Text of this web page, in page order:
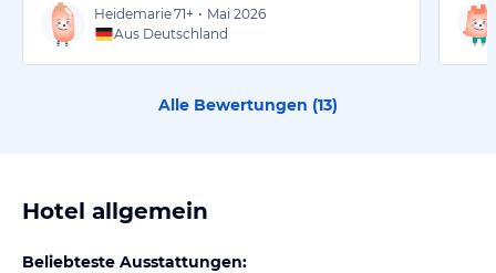
Heidemarie71+ • Mai 2026
Aus Deutschland
Alle Bewertungen (13)
Hotel allgemein
Beliebteste Ausstattungen: